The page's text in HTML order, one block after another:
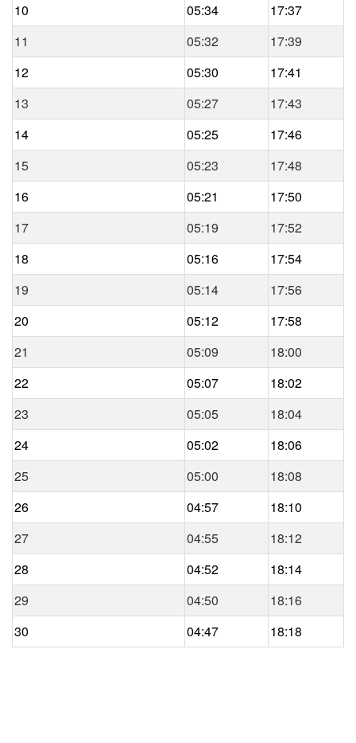
10
05:34
17:37
11
05:32
17:39
12
05:30
17:41
13
05:27
17:43
14
05:25
17:46
15
05:23
17:48
16
05:21
17:50
17
05:19
17:52
18
05:16
17:54
19
05:14
17:56
20
05:12
17:58
21
05:09
18:00
22
05:07
18:02
23
05:05
18:04
24
05:02
18:06
25
05:00
18:08
26
04:57
18:10
27
04:55
18:12
28
04:52
18:14
29
04:50
18:16
30
04:47 18:18